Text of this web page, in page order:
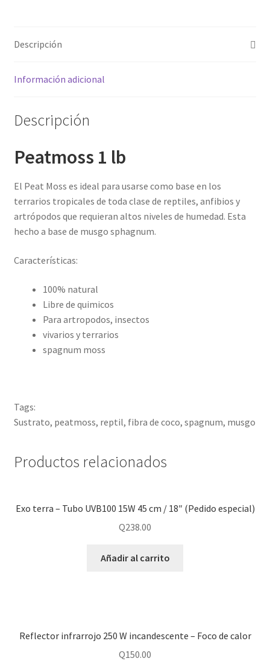
Descripción
Información adicional
Descripción
Peatmoss 1 lb
El Peat Moss es ideal para usarse como base en los
terrarios tropicales de toda clase de reptiles, anfibios y
artrópodos que requieran altos niveles de humedad. Esta
hecho a base de musgo sphagnum.
Características:
100% natural
Libre de quimicos
Para artropodos, insectos
vivarios y terrarios
spagnum moss
Tags:
Sustrato, peatmoss, reptil, fibra de coco, spagnum, musgo
Productos relacionados
Exo terra – Tubo UVB100 15W 45 cm / 18″ (Pedido especial)
Q238.00
Añadir al carrito
Reflector infrarrojo 250 W incandescente – Foco de calor
Q150.00